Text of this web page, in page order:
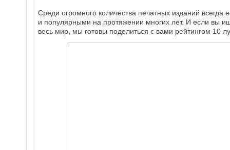
Среди огромного количества печатных изданий всегда
и популярными на протяжении многих лет. И если вы
весь мир, мы готовы поделиться с вами рейтингом 10